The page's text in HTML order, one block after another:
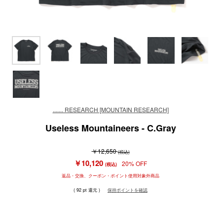
....... RESEARCH [MOUNTAIN RESEARCH]
Useless Mountaineers - C.Gray
￥12,650(税込)
￥10,120 (税込) 20% OFF
返品・交換、クーポン・ポイント使用対象外商品
( 92 pt 還元 ) 保持ポイントを確認